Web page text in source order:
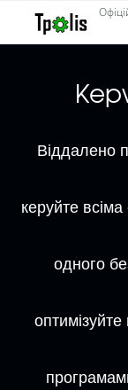
Віддалено
керуйте
одного